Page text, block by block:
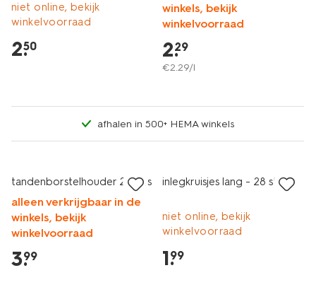
niet online, bekijk
winkelvoorraad
2.
50
winkels, bekijk
winkelvoorraad
2.
29
€2.29/l
afhalen in 500+ HEMA winkels
tandenborstelhouder 2 stuks
alleen verkrijgbaar in de
winkels, bekijk
winkelvoorraad
3.
99
inlegkruisjes lang - 28 stuks
niet online, bekijk
winkelvoorraad
1.
99